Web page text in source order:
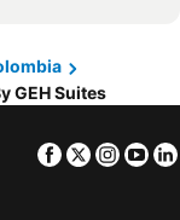
GEH Suites
Facebook
Twitter